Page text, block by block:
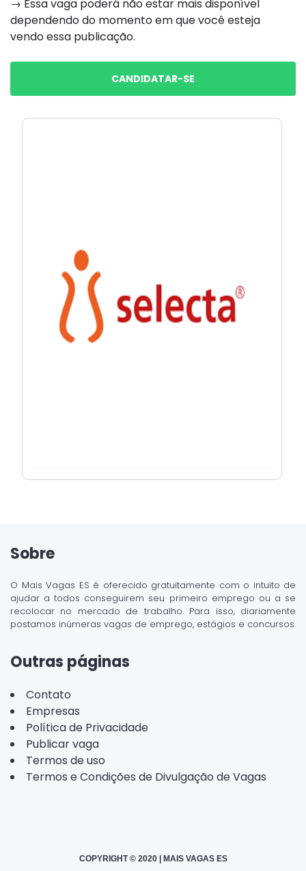
→ Essa vaga poderá não estar mais disponível
dependendo do momento em que você esteja
vendo essa publicação.
CANDIDATAR-SE
Sobre
O Mais Vagas ES é oferecido gratuitamente com o intuito de
ajudar a todos conseguirem seu primeiro emprego ou a se
recolocar no mercado de trabalho. Para isso, diariamente
postamos inúmeras vagas de emprego, estágios e concursos.
Outras páginas
Contato
Empresas
Política de Privacidade
Publicar vaga
Termos de uso
Termos e Condições de Divulgação de Vagas
COPYRIGHT © 2020 | MAIS VAGAS ES